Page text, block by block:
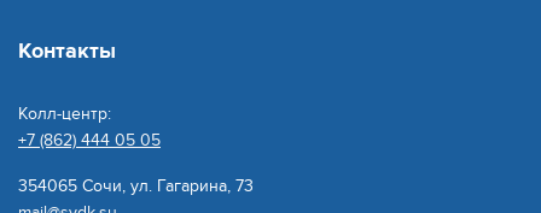
Контакты
Колл-центр:
+7 (862) 444 05 05
354065 Сочи, ул. Гагарина, 73